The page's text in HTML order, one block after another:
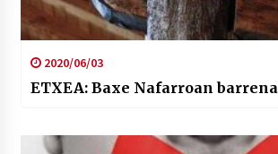
2020/06/03
ETXEA: Baxe Nafarroan barrena